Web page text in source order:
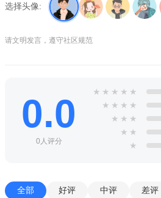
选择头像:
请文明发言，遵守社区规范
0.0
0人评分
★ ★ ★ ★ ★
★ ★ ★ ★
★ ★ ★
★ ★
★
全部 好评 中评 差评